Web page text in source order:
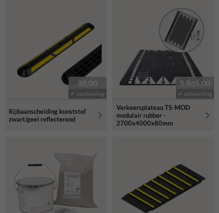
38,00
✔ aanbieding
Rijbaanscheiding kunststof
zwart/geel reflecterend
5.865,00
✔ aanbieding
Verkeersplateau TS-MOD
modulair rubber -
2700x4000x80mm